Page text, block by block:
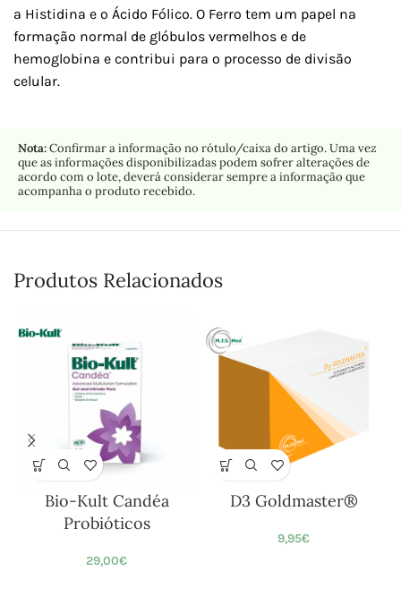
a Histidina e o Ácido Fólico. O Ferro tem um papel na
formação normal de glóbulos vermelhos e de
hemoglobina e contribui para o processo de divisão
celular.
Nota:Confirmar a informação no rótulo/caixa do artigo. Uma vez
que as informações disponibilizadas podem sofrer alterações de
acordo com o lote, deverá considerar sempre a informação que
acompanha o produto recebido.
Produtos Relacionados
Bio-Kult Candéa
Probióticos
29,00€
D3 Goldmaster®
9,95€